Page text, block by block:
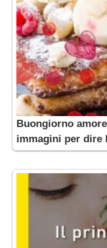
Buongiorno
immagini per dire